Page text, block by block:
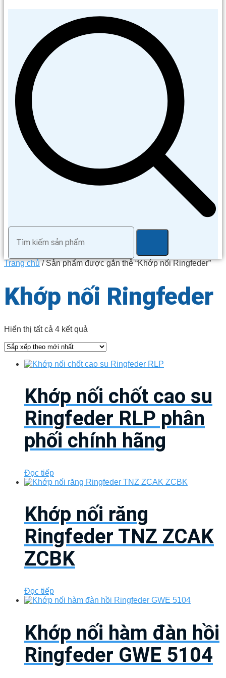
Trang chủ/ Sản phẩm được gắn thẻ “Khớp nối Ringfeder”
Khớp nối Ringfeder
Hiển thị tất cả 4 kết quả
xếp
mới
Khớp nối chốt cao su
Ringfeder RLP phân
phối chính hãng
Đọc tiếp
Khớp nối răng
Ringfeder TNZ ZCAK
ZCBK
Đọc tiếp
Khớp nối hàm đàn hồi
Ringfeder GWE 5104